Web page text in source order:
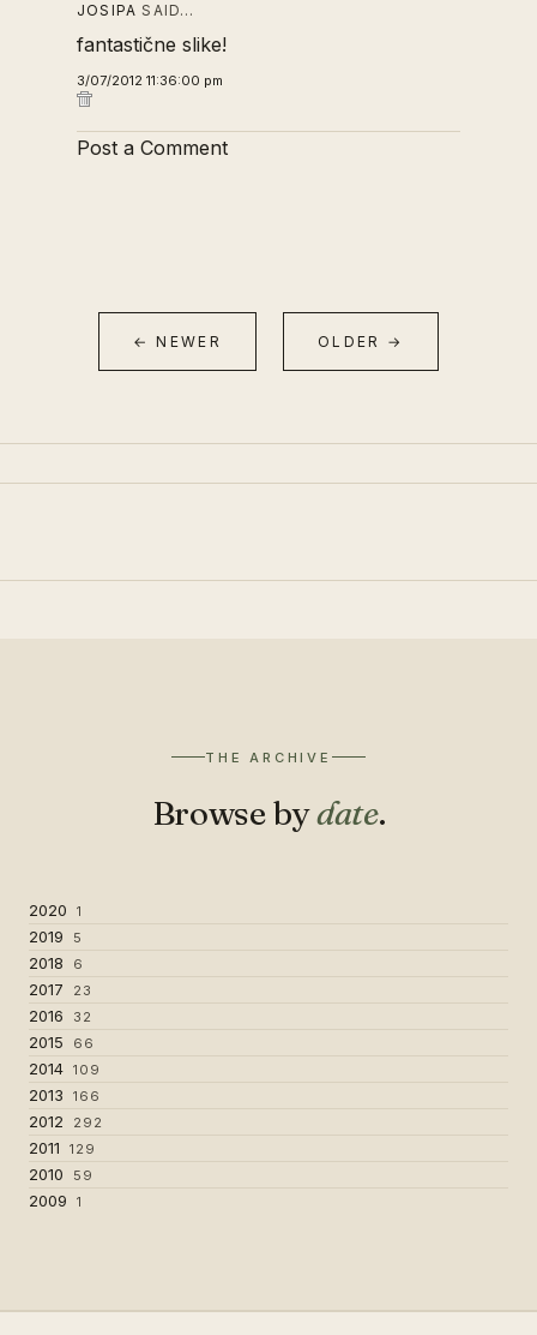
JOSIPA SAID…
fantastične slike!
3/07/2012 11:36:00 pm
Post a Comment
← NEWER OLDER →
THE ARCHIVE
Browse bydate.
2020 1
2019 5
2018 6
2017 23
2016 32
2015 66
2014 109
2013 166
2012 292
2011 129
2010 59
2009 1